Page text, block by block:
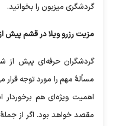
گردشگری میزبون را بخوانید.
مزیت رزرو ویلا در قشم پیش
گردشگران حرفه‌ای پیش
مسألۀ مهم را مورد توجه قرار
اهمیت ویژه‌ای هم
مقصد خواهد بود. اگر از